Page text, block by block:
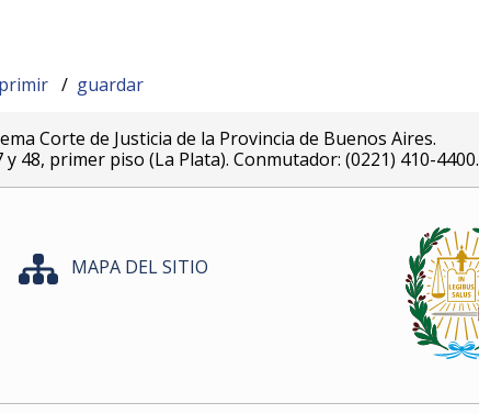
/ guardar
Corte de Justicia de la Provincia de Buenos Aires.
48, primer piso (La Plata). Conmutador: (0221) 410-4400.
MAPA DEL SITIO